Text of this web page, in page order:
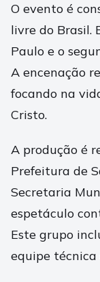
O evento é
livre do Brasil.
Paulo e o
A encenação
focando na
Cristo.
A produção é
Prefeitura de
Secretaria
espetáculo
Este grupo
equipe técnica